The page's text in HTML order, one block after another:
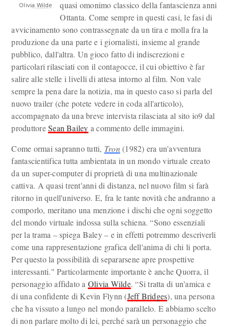
Olivia Wilde
quasi omonimo classico della fantascienza anni
Ottanta. Come sempre in questi casi, le fasi di
avvicinamento sono contrassegnate da un tira e molla fra la
produzione da una parte e i giornalisti, insieme al grande
pubblico, dall'altra. Un gioco fatto di indiscrezioni e
particolari rilasciati con il contagocce, il cui obiettivo è far
salire alle stelle i livelli di attesa intorno al film. Non vale
sempre la pena dare la notizia, ma in questo caso si parla del
nuovo trailer (che potete vedere in coda all'articolo),
accompagnato da una breve intervista rilasciata al sito io9 dal
produttoreSean Bailey a commento delle immagini.
Come ormai sapranno tutti, Tron(1982) era un'avventura
fantascientifica tutta ambientata in un mondo virtuale creato
da un super-computer di proprietà di una multinazionale
cattiva. A quasi trent'anni di distanza, nel nuovo film si farà
ritorno in quell'universo. E, fra le tante novità che andranno a
comporlo, meritano una menzione i dischi che ogni soggetto
del mondo virtuale indossa sulla schiena. “Sono essenziali
per la trama – spiega Baley – e in effetti potremmo descriverli
come una rappresentazione grafica dell'anima di chi li porta.
Per questo la possibilità di separarsene apre prospettive
interessanti." Particolarmente importante è anche Quorra, il
personaggio affidato a Olivia Wilde. “Si tratta di un'amica e
di una confidente di Kevin Flynn (Jeff Bridges), una persona
che ha vissuto a lungo nel mondo parallelo. E abbiamo scelto
di non parlare molto di lei, perché sarà un personaggio che